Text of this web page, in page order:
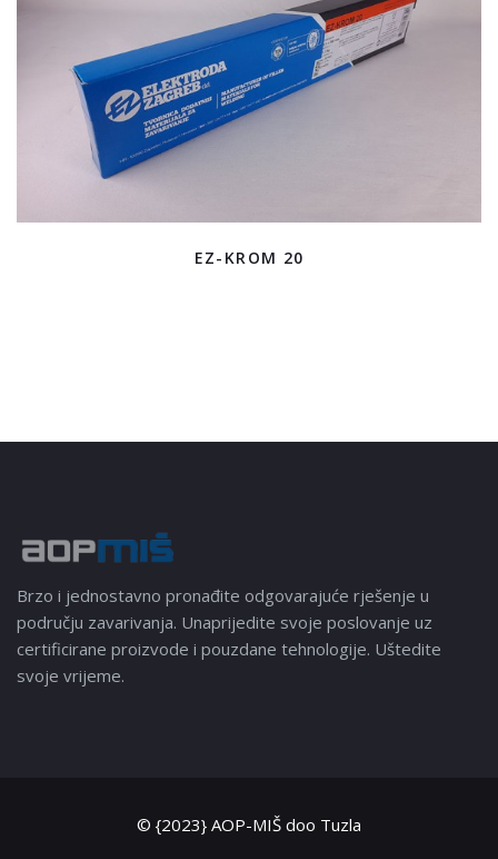
EZ-KROM 20
Brzo i jednostavno pronađite odgovarajuće rješenje u
području zavarivanja. Unaprijedite svoje poslovanje uz
certificirane proizvode i pouzdane tehnologije. Uštedite
svoje vrijeme.
© {2023} AOP-MIŠ doo Tuzla